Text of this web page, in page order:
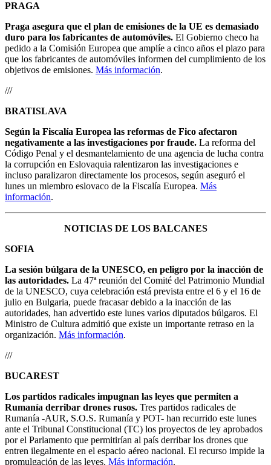
PRAGA
Praga asegura que el plan de emisiones de la UE es demasiado
duro para los fabricantes de automóviles. El Gobierno checo ha
pedido a la Comisión Europea que amplíe a cinco años el plazo para
que los fabricantes de automóviles informen del cumplimiento de los
objetivos de emisiones. Más información.
///
BRATISLAVA
Según la Fiscalía Europea las reformas de Fico afectaron
negativamente a las investigaciones por fraude. La reforma del
Código Penal y el desmantelamiento de una agencia de lucha contra
la corrupción en Eslovaquia ralentizaron las investigaciones e
incluso paralizaron directamente los procesos, según aseguró el
lunes un miembro eslovaco de la Fiscalía Europea. Más
información.
NOTICIAS DE LOS BALCANES
SOFIA
La sesión búlgara de la UNESCO, en peligro por la inacción de
las autoridades. La 47ª reunión del Comité del Patrimonio Mundial
de la UNESCO, cuya celebración está prevista entre el 6 y el 16 de
julio en Bulgaria, puede fracasar debido a la inacción de las
autoridades, han advertido este lunes varios diputados búlgaros. El
Ministro de Cultura admitió que existe un importante retraso en la
organización. Más información.
///
BUCAREST
Los partidos radicales impugnan las leyes que permiten a
Rumanía derribar drones rusos. Tres partidos radicales de
Rumanía -AUR, S.O.S. Rumanía y POT- han recurrido este lunes
ante el Tribunal Constitucional (TC) los proyectos de ley aprobados
por el Parlamento que permitirían al país derribar los drones que
entren ilegalmente en el espacio aéreo nacional. El recurso impide la
promulgación de las leyes. Más información.